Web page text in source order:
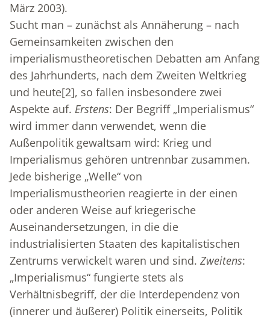
März 2003).
Sucht man – zunächst als Annäherung – nach
Gemeinsamkeiten zwischen den
imperialismustheoretischen Debatten am Anfang
des Jahrhunderts, nach dem Zweiten Weltkrieg
und heute[2], so fallen insbesondere zwei
Aspekte auf. Erstens: Der Begriff „Imperialismus“
wird immer dann verwendet, wenn die
Außenpolitik gewaltsam wird: Krieg und
Imperialismus gehören untrennbar zusammen.
Jede bisherige „Welle“ von
Imperialismustheorien reagierte in der einen
oder anderen Weise auf kriegerische
Auseinandersetzungen, in die die
industrialisierten Staaten des kapitalistischen
Zentrums verwickelt waren und sind. Zweitens:
„Imperialismus“ fungierte stets als
Verhältnisbegriff, der die Interdependenz von
(innerer und äußerer) Politik einerseits, Politik